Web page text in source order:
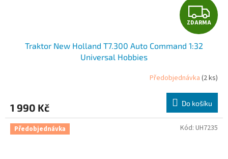
Z
D
R
M
A
ZDARMA
Traktor New Holland T7.300 Auto Command 1:32
Universal Hobbies
Předobjednávka (2 ks)
1 990 Kč Do košíku
Předobjednávka Kód: UH7235